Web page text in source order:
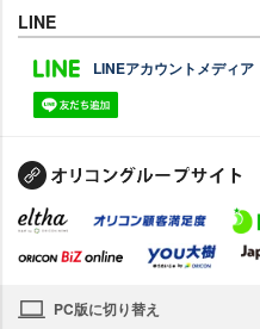
LINE
LINEアカウントメディア
PC版に切り替え